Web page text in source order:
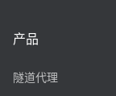
产品
隧道代理